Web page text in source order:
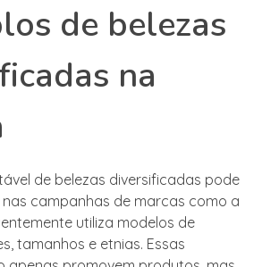
de belezas
na
de belezas diversificadas pode
campanhas de marcas como a
utiliza modelos de
tamanhos e etnias. Essas